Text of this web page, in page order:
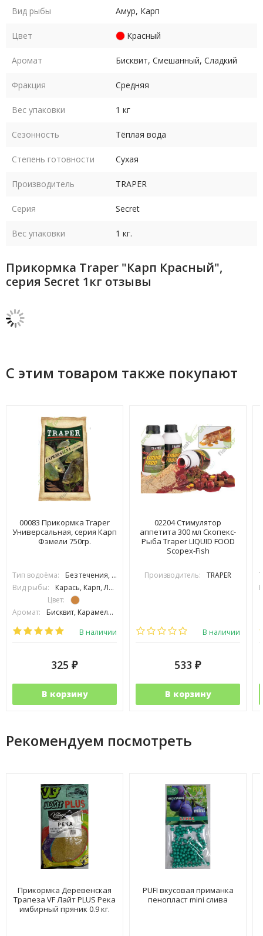
Вид рыбы Амур, Карп
Цвет Красный
Аромат Бисквит, Смешанный, Сладкий
Фракция Средняя
Вес упаковки 1 кг
Сезонность Тёплая вода
Степень готовности Сухая
Производитель TRAPER
Серия Secret
Вес упаковки 1 кг.
Прикормка Traper "Карп Красный",
серия Secret 1кг отзывы
С этим товаром также покупают
00083 Прикормка Traper
Универсальная, серия Карп
Фэмели 750гр.
Тип водоёма:
Без течения, С течением
Вид рыбы:
Карась, Карп, Лещ, Линь, Плотва, Уклейка
Цвет:
Аромат:
Бисквит, Карамель, Смешанный, Сладкий
Фракция:
В наличии
325 ₽
В корзину
02204 Стимулятор
аппетита 300 мл Скопекс-
Рыба Traper LIQUID FOOD
Scopex-Fish
Производитель: TRAPER
В наличии
533 ₽
В корзину
Рекомендуем посмотреть
Прикормка Деревенская
Трапеза VF Лайт PLUS Река
имбирный пряник 0.9 кг.
PUFI вкусовая приманка
пенопласт mini слива